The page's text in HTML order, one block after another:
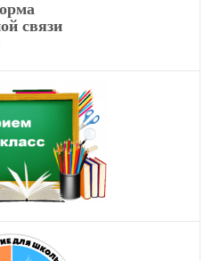
связи